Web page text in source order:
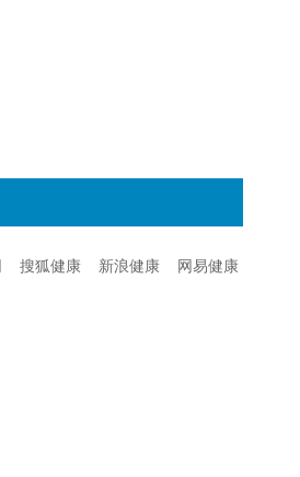
搜狐健康 新浪健康
网易健康